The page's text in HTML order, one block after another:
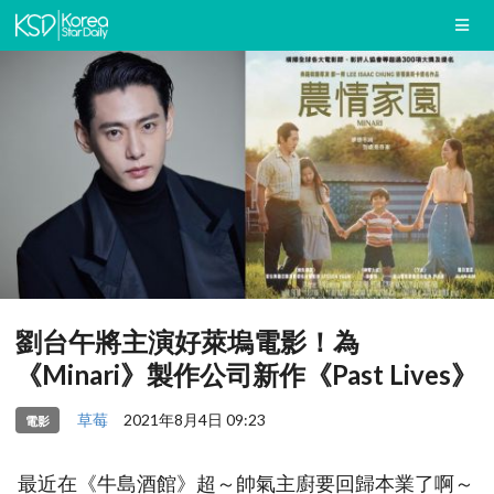
劉台午將主演好萊塢電影！為
《Minari》製作公司新作《Past Lives》
電影 草莓 2021年8月4日 09:23
最近在《牛島酒館》超～帥氣主廚要回歸本業了啊～